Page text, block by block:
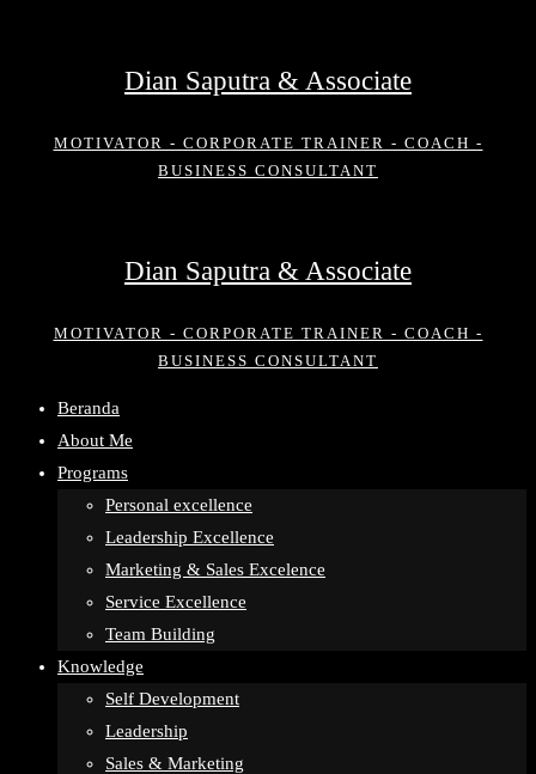
Dian Saputra & Associate
MOTIVATOR - CORPORATE TRAINER - COACH -
BUSINESS CONSULTANT
Dian Saputra & Associate
MOTIVATOR - CORPORATE TRAINER - COACH -
BUSINESS CONSULTANT
Beranda
About Me
Programs
Personal excellence
Leadership Excellence
Marketing & Sales Excelence
Service Excellence
Team Building
Knowledge
Self Development
Leadership
Sales & Marketing